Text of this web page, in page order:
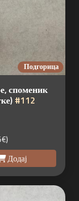
Подгорица
споменик
#112
Додај